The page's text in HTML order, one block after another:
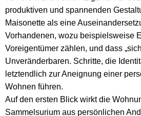
produktiven und spannenden
Maisonette als eine
Vorhandenen, wozu beispielsweise
Voreigentümer zählen, und dass
Unveränderbaren. Schritte, die
letztendlich zur Aneignung einer
Wohnen führen.
Auf den ersten Blick wirkt die
Sammelsurium aus persönlichen